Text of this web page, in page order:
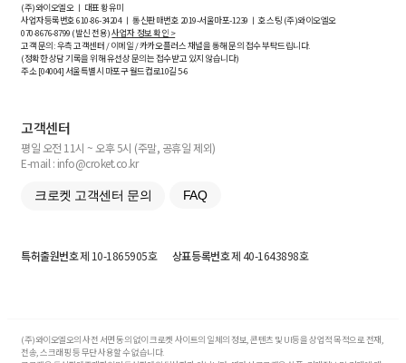
(주)와이오엘오 ㅣ 대표 황유미
사업자등록번호610-86-34204ㅣ 통신판매번호 2019-서울마포-1239 ㅣ 호스팅 (주)와이오엘오
070-8676-8799 (발신 전용)사업자 정보 확인 >
고객 문의: 우측 고객센터 / 이메일 / 카카오플러스 채널을 통해 문의 접수 부탁드립니다.
(정확한 상담 기록을 위해 유선상 문의는 접수받고 있지 않습니다)
주소 [04004] 서울특별시 마포구 월드컵로10길5-6
고객센터
평일 오전 11시 ~ 오후 5시 (주말, 공휴일 제외)
E-mail : info@croket.co.kr
크로켓 고객센터 문의 FAQ
특허출원번호제 10-1865905호 상표등록번호제 40-1643898호
(주)와이오엘오의 사전 서면 동의 없이 크로켓 사이트의 일체의 정보, 콘텐츠 및 UI등을 상업적 목적으로 전재,
전송, 스크래핑 등 무단 사용할 수 없습니다.